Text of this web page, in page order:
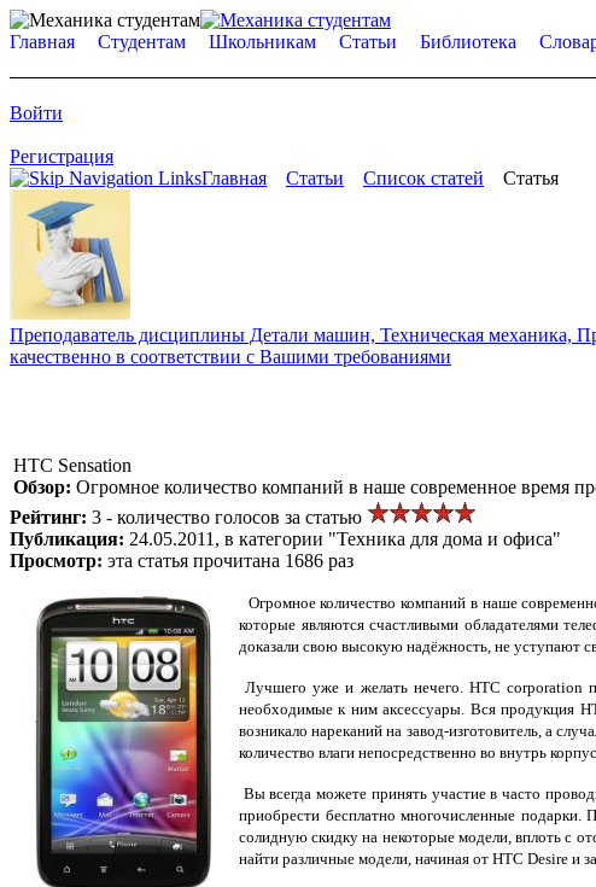
Главная Студентам Школьникам Статьи Библиотека
Войти
Регистрация
Главная
Статьи Список статей Статья
Преподаватель дисциплины Детали машин, Техническая механика,
качественно в соответствии с Вашими требованиями
HTC Sensation
Обзор: Огромное количество компаний в наше современное время
Рейтинг: 3 - количество голосов за статью
Публикация: 24.05.2011, в категории "Техника для дома и офиса"
Просмотр: эта статья прочитана 1686 раз
Огромное количество компаний в наше
которые являются счастливыми обладателями
доказали свою высокую надёжность, не уступают
Лучшего уже и желать нечего. HTC corporation
необходимые к ним аксессуары. Вся продукция
возникало нареканий на завод-изготовитель, а
количество влаги непосредственно во внутрь
Вы всегда можете принять участие в часто
приобрести бесплатно многочисленные подарки.
солидную скидку на некоторые модели, вплоть с
найти различные модели, начиная от НТС Desire и